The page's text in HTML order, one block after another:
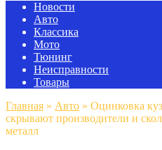
Новости
Авто
Классика
Мото
Тюнинг
Неисправности
Товары
Главная » Авто » Оцинковка
скрывают производители и
металл